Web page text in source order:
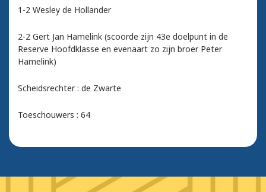
1-2 Wesley de Hollander
2-2 Gert Jan Hamelink (scoorde zijn 43e doelpunt in de
Reserve Hoofdklasse en evenaart zo zijn broer Peter
Hamelink)
Scheidsrechter : de Zwarte
Toeschouwers : 64